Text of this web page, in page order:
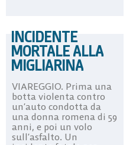
INCIDENTE
MORTALE ALLA
MIGLIARINA
VIAREGGIO. Prima una
botta violenta contro
un’auto condotta da
una donna romena di 59
anni, e poi un volo
sull’asfalto. Un